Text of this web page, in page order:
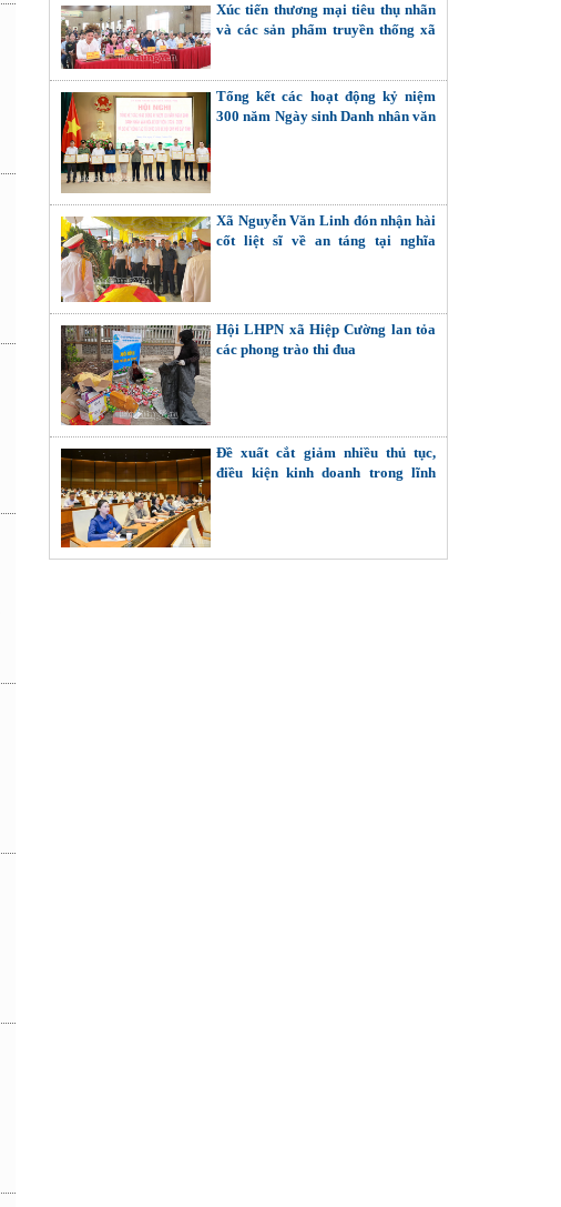
Xúc tiến thương mại tiêu thụ nhãn
và các sản phẩm truyền thống xã
Tổng kết các hoạt động kỷ niệm
300 năm Ngày sinh Danh nhân văn
Xã Nguyễn Văn Linh đón nhận hài
cốt liệt sĩ về an táng tại nghĩa
Hội LHPN xã Hiệp Cường lan tỏa
các phong trào thi đua
Đề xuất cắt giảm nhiều thủ tục,
điều kiện kinh doanh trong lĩnh